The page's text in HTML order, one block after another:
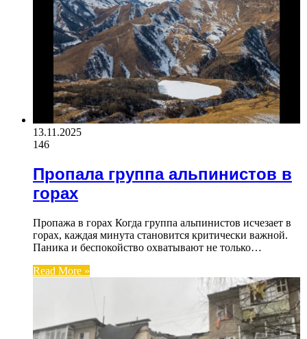
13.11.2025
146
Пропала группа альпинистов в
горах
Пропажа в горах Когда группа альпинистов исчезает в
горах, каждая минута становится критически важной.
Паника и беспокойство охватывают не только…
Read More »